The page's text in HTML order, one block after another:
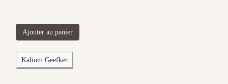
Ajouter au panier
Kaliom Geefker